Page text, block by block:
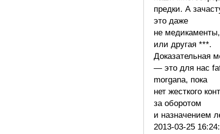
предки. А
это даже
не
или другая ***.
Доказательная
— это для нас
morgana, пока
нет жесткого
за оборотом
и назначением
2013-03-25